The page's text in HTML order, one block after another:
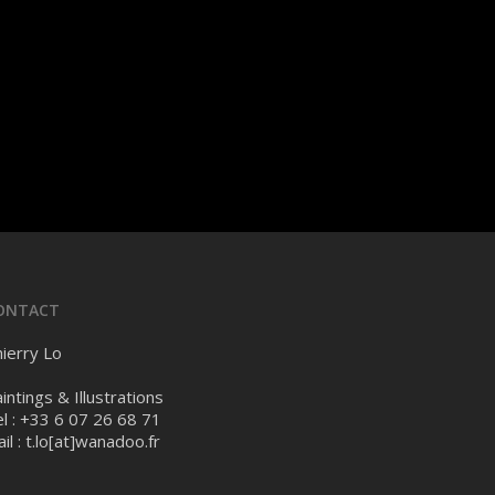
Lo
& Illustrations
: +33 6 07 26 68 71
:t.lo[at]wanadoo.fr